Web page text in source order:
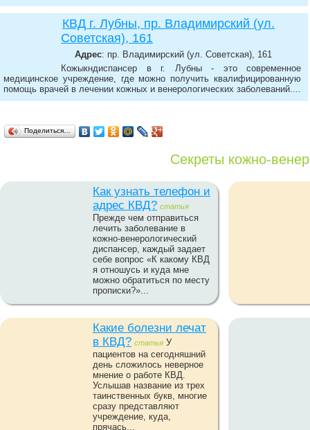
КВД г. Лубны, пр. Владимирский (ул.
Советская), 161
Адрес: пр. Владимирский (ул. Советская), 161
Кожыкндиспансер в г. Лубны - это современное
медицинское учреждение, где можно получить квалифицированную
помощь врачей в лечении кожных и венерологических заболеваний....
Поделиться…
Секреты кожно-
Как узнать телефон и
адрес КВД? статья
Прежде чем отправиться
лечить заболевание в
кожно-венерологический
диспансер, каждый задает
себе вопрос «К какому КВД
я отношусь и куда мне
можно обратиться по месту
прописки?»...
Какие болезни лечат
в КВД? статья У
пациентов на сегодняшний
день сложилось неверное
мнение о работе КВД.
Услышав название из трех
таинственных букв, многие
сразу представляют
учреждение, куда,
прячась...